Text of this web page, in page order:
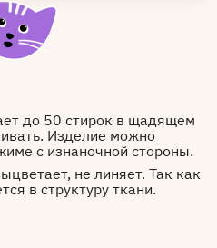
до 50 стирок в щадящем
Изделие можно
с изнаночной стороны.
не линяет. Так как
в структуру ткани.